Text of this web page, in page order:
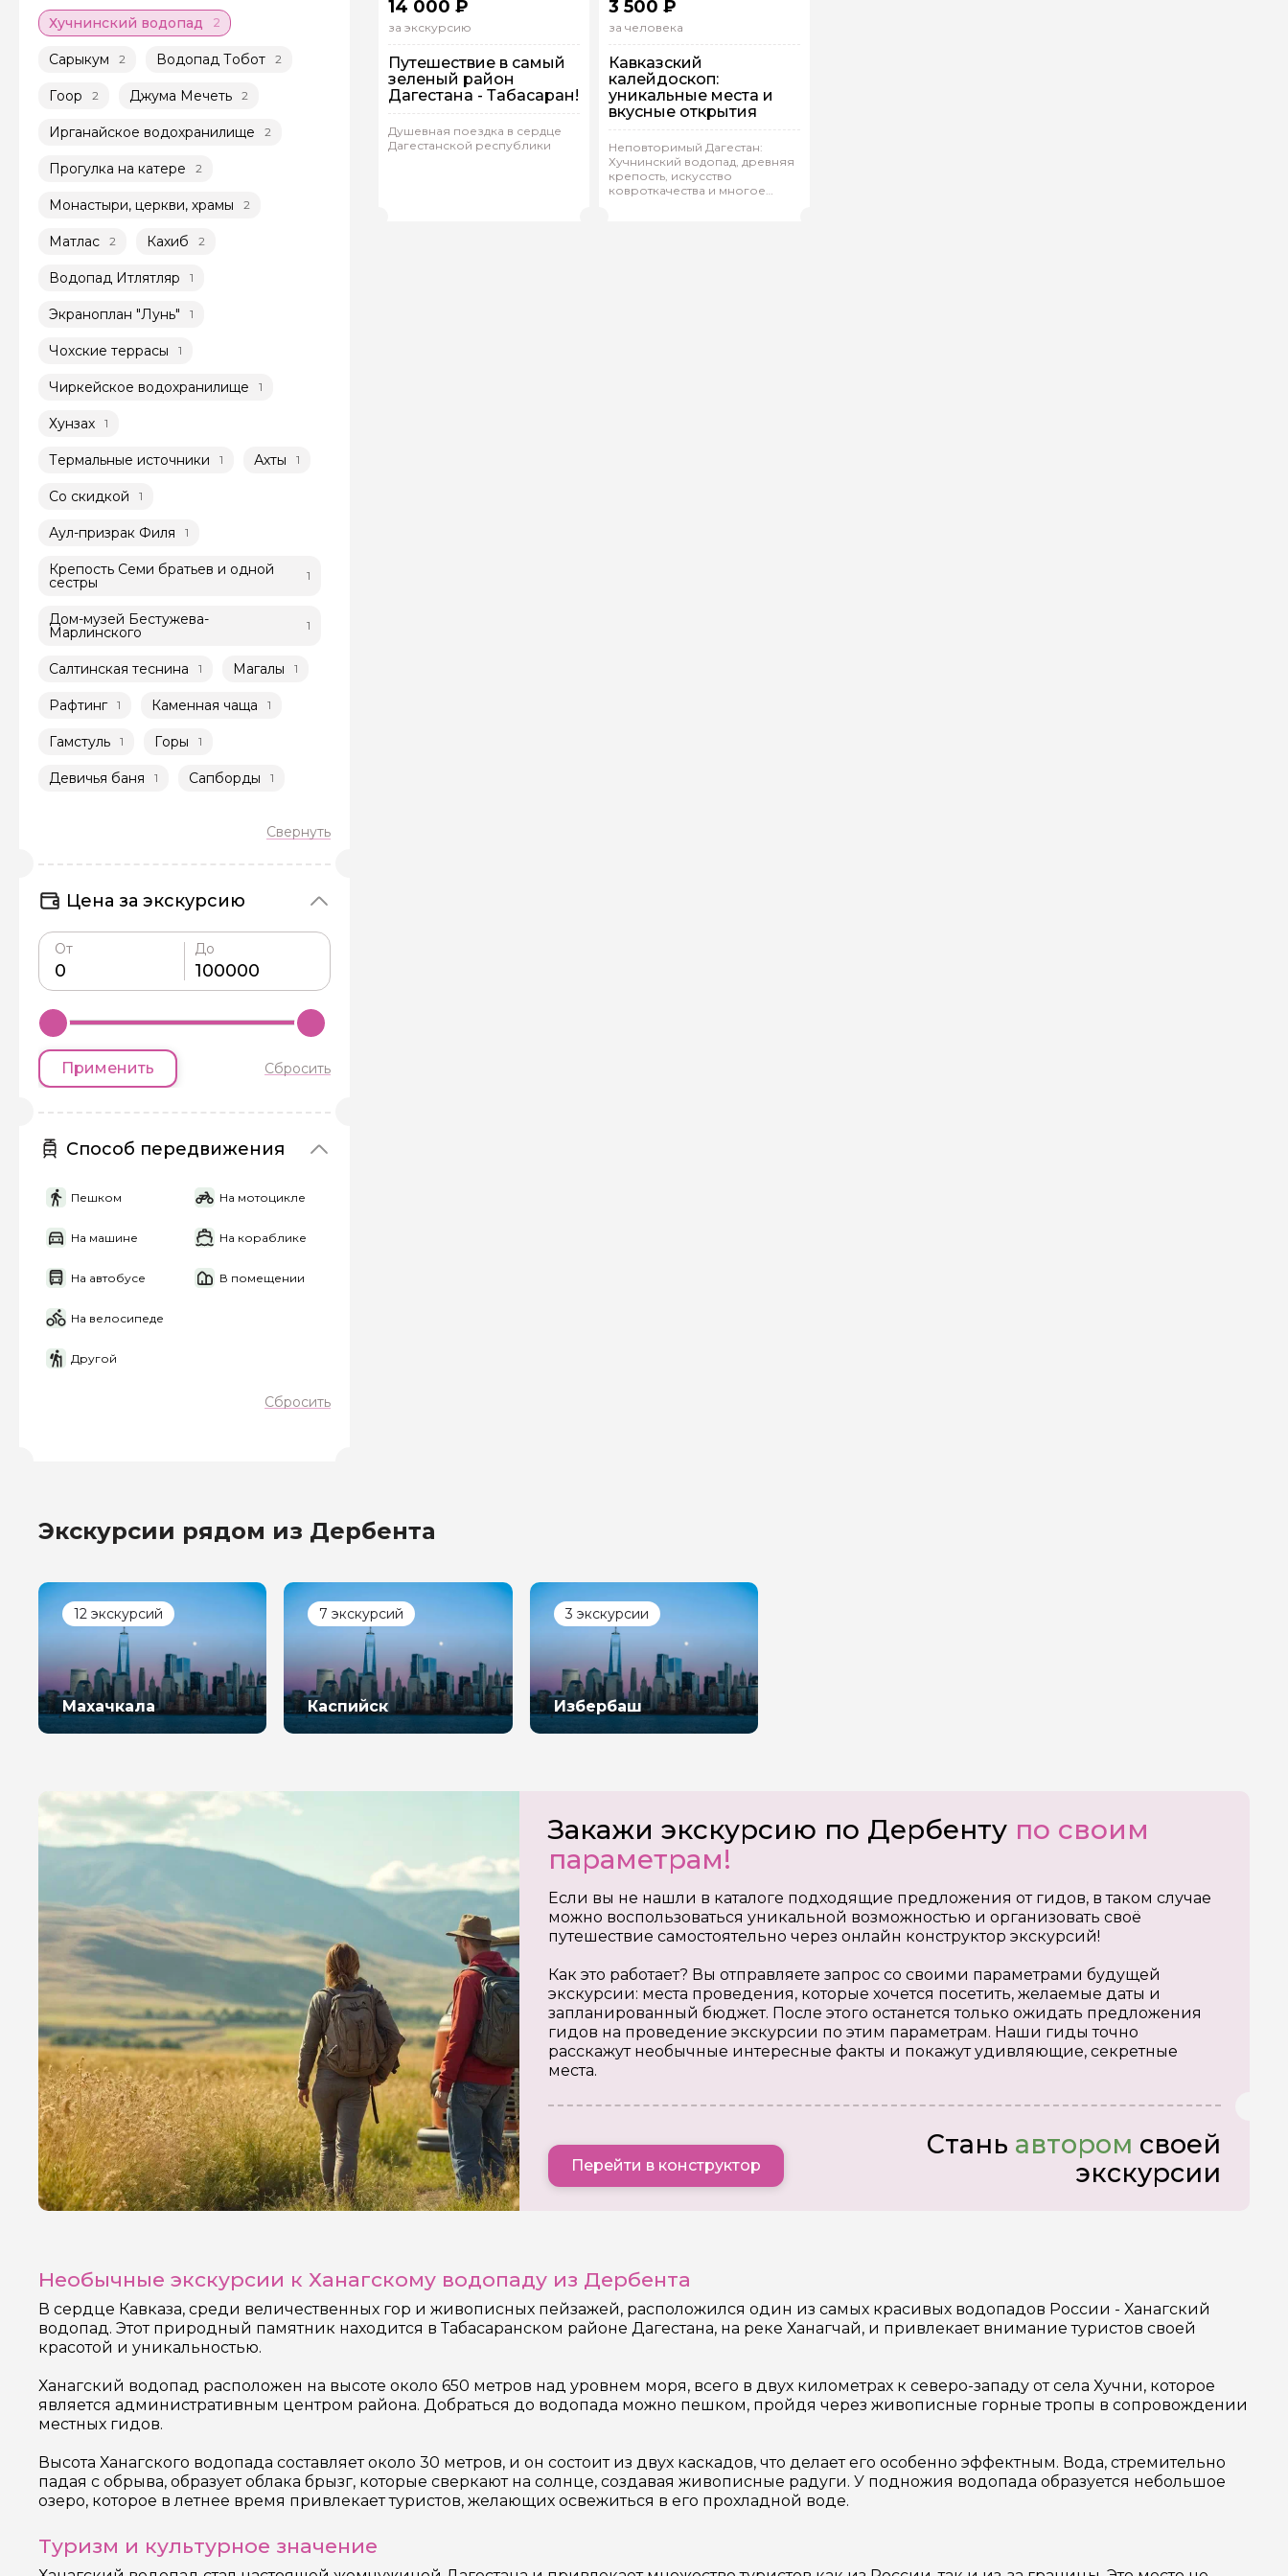
Хучнинский водопад 2
Сарыкум 2 Водопад Тобот 2
Гоор 2 Джума Мечеть 2
Ирганайское водохранилище 2
Прогулка на катере 2
Монастыри, церкви, храмы 2
Матлас 2 Кахиб 2
Водопад Итлятляр 1
Экраноплан "Лунь" 1
Чохские террасы 1
Чиркейское водохранилище 1
Хунзах 1
Термальные источники 1 Ахты 1
Со скидкой 1
Аул-призрак Филя 1
Крепость Семи братьев и одной
сестры 1
Дом-музей Бестужева-
Марлинского 1
Салтинская теснина 1 Магалы 1
Рафтинг 1 Каменная чаща 1
Гамстуль 1 Горы 1
Девичья баня 1 Сапборды 1
Цена за экскурсию
От До
Применить Сбросить
Способ передвижения
Пешком На мотоцикле
На машине На кораблике
На автобусе В помещении
На велосипеде
Другой
Сбросить
14 000 ₽
за экскурсию
Путешествие в самый
зеленый район
Дагестана - Табасаран!
Душевная поездка в сердце
Дагестанской республики
На машине
3 500 ₽
за человека
Кавказский
калейдоскоп:
уникальные места и
вкусные открытия
Неповторимый Дагестан:
Хучнинский водопад, древняя
крепость, искусство
ковроткачества и многое
Омар.А 192
Групповая На автобусе
Экскурсии рядом из Дербента
12 экскурсий
Махачкала
7 экскурсий
Каспийск
3 экскурсии
Избербаш
Закажи экскурсию по Дербенту по своим
параметрам!
Если вы не нашли в каталоге подходящие предложения от гидов, в таком случае
можно воспользоваться уникальной возможностью и организовать своё
путешествие самостоятельно через онлайн конструктор экскурсий!
Как это работает? Вы отправляете запрос со своими параметрами будущей
экскурсии: места проведения, которые хочется посетить, желаемые даты и
запланированный бюджет. После этого останется только ожидать предложения
гидов на проведение экскурсии по этим параметрам. Наши гиды точно
расскажут необычные интересные факты и покажут удивляющие, секретные
места.
Перейти в конструктор
Стань автором своей
экскурсии
Необычные экскурсии к Ханагскому водопаду из Дербента
В сердце Кавказа, среди величественных гор и живописных пейзажей, расположился один из самых красивых водопадов России - Ханагский
водопад. Этот природный памятник находится в Табасаранском районе Дагестана, на реке Ханагчай, и привлекает внимание туристов своей
красотой и уникальностью.
Ханагский водопад расположен на высоте около 650 метров над уровнем моря, всего в двух километрах к северо-западу от села Хучни, которое
является административным центром района. Добраться до водопада можно пешком, пройдя через живописные горные тропы в сопровождении
местных гидов.
Высота Ханагского водопада составляет около 30 метров, и он состоит из двух каскадов, что делает его особенно эффектным. Вода, стремительно
падая с обрыва, образует облака брызг, которые сверкают на солнце, создавая живописные радуги. У подножия водопада образуется небольшое
озеро, которое в летнее время привлекает туристов, желающих освежиться в его прохладной воде.
Туризм и культурное значение
Задайте свой вопрос гиду
Как вас зовут
Вопросы и комментарии
персональных данных